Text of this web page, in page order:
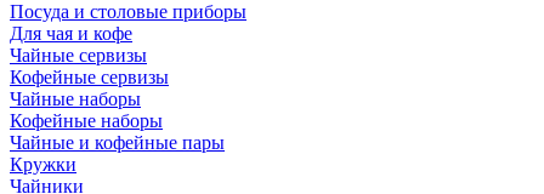
Посуда и столовые приборы
Для чая и кофе
Чайные сервизы
Кофейные сервизы
Чайные наборы
Кофейные наборы
Чайные и кофейные пары
Кружки
Чайники